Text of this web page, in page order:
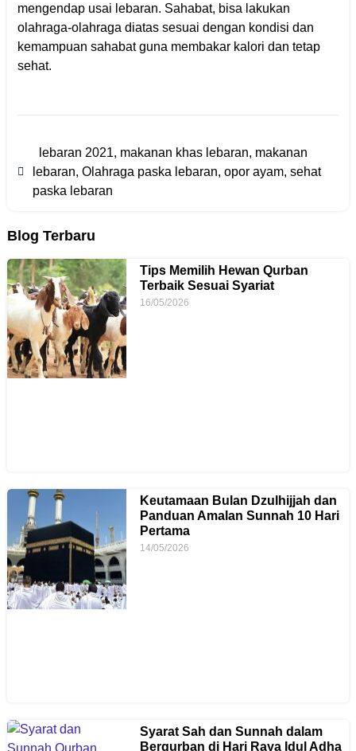
mengendap usai lebaran. Sahabat, bisa lakukan
olahraga-olahraga diatas sesuai dengan kondisi dan
kemampuan sahabat guna membakar kalori dan tetap
sehat.
lebaran 2021, makanan khas lebaran, makanan
lebaran, Olahraga paska lebaran, opor ayam, sehat
paska lebaran
Blog Terbaru
Tips Memilih Hewan Qurban
Terbaik Sesuai Syariat
16/05/2026
Keutamaan Bulan Dzulhijjah dan
Panduan Amalan Sunnah 10 Hari
Pertama
14/05/2026
Syarat Sah dan Sunnah dalam
Berqurban di Hari Raya Idul Adha